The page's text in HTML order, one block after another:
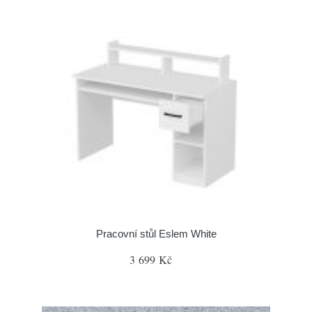
Pracovní stůl Eslem White
3 699 Kč